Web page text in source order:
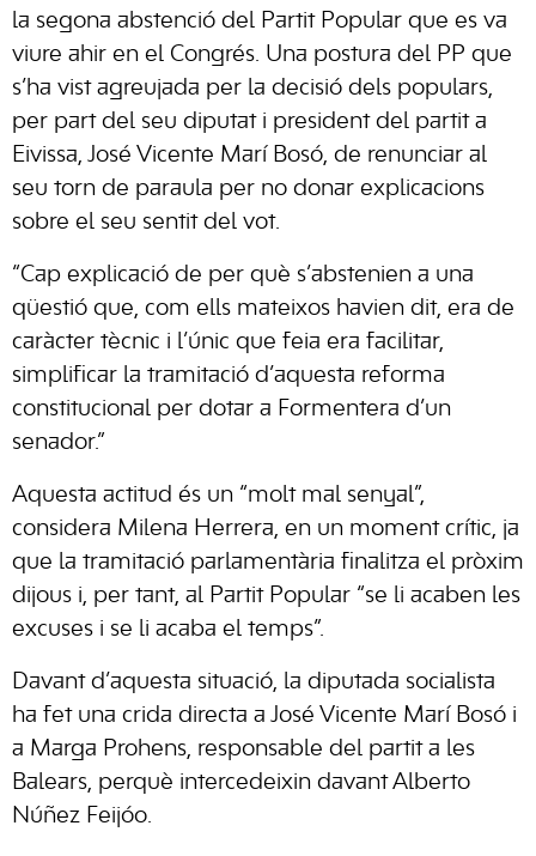
la segona abstenció del Partit Popular que es va
viure ahir en el Congrés. Una postura del PP que
s’ha vist agreujada per la decisió dels populars,
per part del seu diputat i president del partit a
Eivissa, José Vicente Marí Bosó, de renunciar al
seu torn de paraula per no donar explicacions
sobre el seu sentit del vot.
“Cap explicació de per què s’abstenien a una
qüestió que, com ells mateixos havien dit, era de
caràcter tècnic i l’únic que feia era facilitar,
simplificar la tramitació d’aquesta reforma
constitucional per dotar a Formentera d’un
senador.”
Aquesta actitud és un “molt mal senyal”,
considera Milena Herrera, en un moment crític, ja
que la tramitació parlamentària finalitza el pròxim
dijous i, per tant, al Partit Popular “se li acaben les
excuses i se li acaba el temps”.
Davant d’aquesta situació, la diputada socialista
ha fet una crida directa a José Vicente Marí Bosó i
a Marga Prohens, responsable del partit a les
Balears, perquè intercedeixin davant Alberto
Núñez Feijóo.